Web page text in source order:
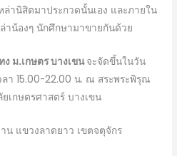
านิสิตมาประกวดนั้นเอง และภายใน
าน้องๆ นักศึกษามาขายกันด้วย
ง ม.เกษตร บางเขนจะจัดขึ้นในวัน
ลา 15.00-22.00 น. ณ สระพระพิรุณ
เกษตรศาสตร์ บางเขน
น แขวงลาดยาว เขตจตุจักร